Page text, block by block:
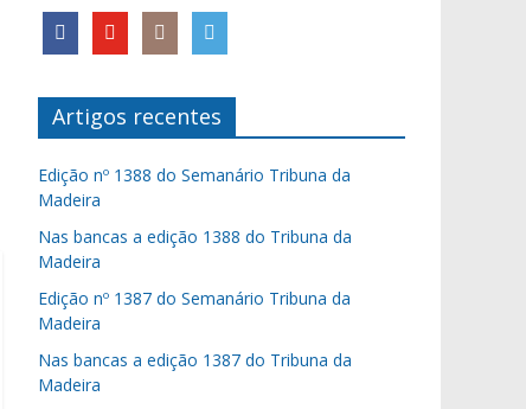
Artigos recentes
Edição nº 1388 do Semanário Tribuna da
Madeira
Nas bancas a edição 1388 do Tribuna da
Madeira
Edição nº 1387 do Semanário Tribuna da
Madeira
Nas bancas a edição 1387 do Tribuna da
Madeira